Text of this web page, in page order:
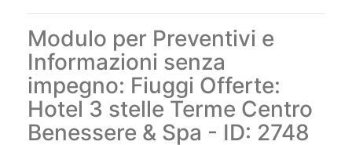
Modulo per Preventivi e
Informazioni senza
impegno: Fiuggi Offerte:
Hotel 3 stelle Terme Centro
Benessere & Spa - ID: 2748
Nome